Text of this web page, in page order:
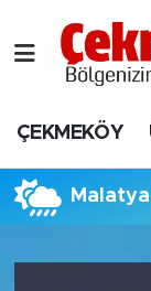
ÇEKMEKÖY
Nöbetçi
Hava
Namaz